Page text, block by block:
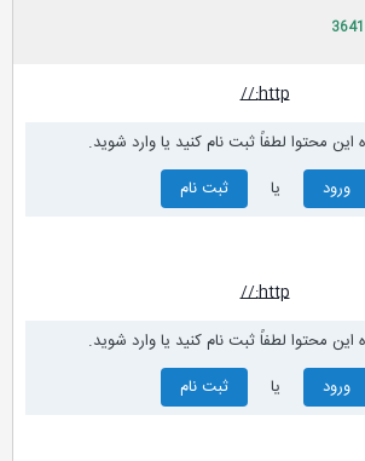
http://
محتوا لطفاً ثبت نام کنید یا وارد شوید.
ورود
ثبت نام
http://
محتوا لطفاً ثبت نام کنید یا وارد شوید.
ورود
ثبت نام